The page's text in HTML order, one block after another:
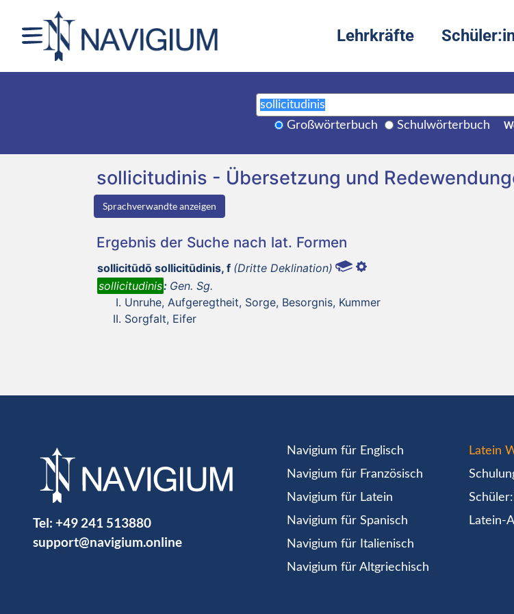
Lehrkräfte
Großwörterbuch Schulwörterbuch
sollicitudinis - Übersetzung und
Sprachverwandte anzeigen
Ergebnis der Suche nach lat. Formen
sollicitūdō sollicitūdinis, f (Dritte Deklination)
sollicitudinis: Gen. Sg.
Unruhe, Aufgeregtheit, Sorge, Besorgnis, Kummer
Sorgfalt, Eifer
Tel: +49 241 513880
support@navigium.online
Navigium für Englisch
Navigium für Französisch
Navigium für Latein
Navigium für Spanisch
Navigium für Italienisch
Navigium für Altgriechisch
Latein
Latein-